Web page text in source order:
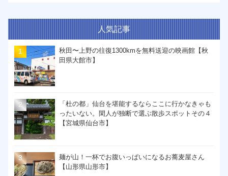
人気記事
秋田〜上野の往復1300kmを無料送迎の映画館【秋
田県大館市】
「杜の都」仙台を堪能するならここに行かなきゃも
ったいない。閑人が独断で選ぶ散歩スポットその４
【宮城県仙台市】
麺が山！一杯でお腹いっぱいになるお蕎麦屋さん
【山形県山形市】